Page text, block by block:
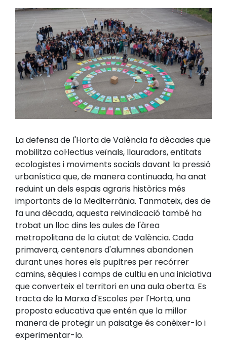
La defensa de l'Horta de València fa dècades que
mobilitza col·lectius veïnals, llauradors, entitats
ecologistes i moviments socials davant la pressió
urbanística que, de manera continuada, ha anat
reduint un dels espais agraris històrics més
importants de la Mediterrània. Tanmateix, des de
fa una dècada, aquesta reivindicació també ha
trobat un lloc dins les aules de l'àrea
metropolitana de la ciutat de València. Cada
primavera, centenars d'alumnes abandonen
durant unes hores els pupitres per recórrer
camins, séquies i camps de cultiu en una iniciativa
que converteix el territori en una aula oberta. Es
tracta de la Marxa d'Escoles per l'Horta, una
proposta educativa que entén que la millor
manera de protegir un paisatge és conèixer-lo i
experimentar-lo.